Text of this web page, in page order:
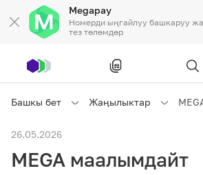
Megapay
Номерди ыңгайлуу башкаруу
тез төлөмдөр
Жеке кардарларга
Башкы бет Жаңылыктар
26.05.2026
MEGA маалымдайт